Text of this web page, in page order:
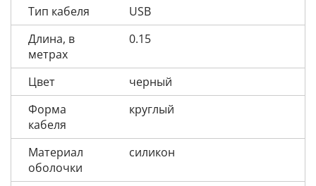
Тип кабеля
USB
Длина, в
метрах
0.15
Цвет
черный
Форма
кабеля
круглый
Материал
оболочки
силикон